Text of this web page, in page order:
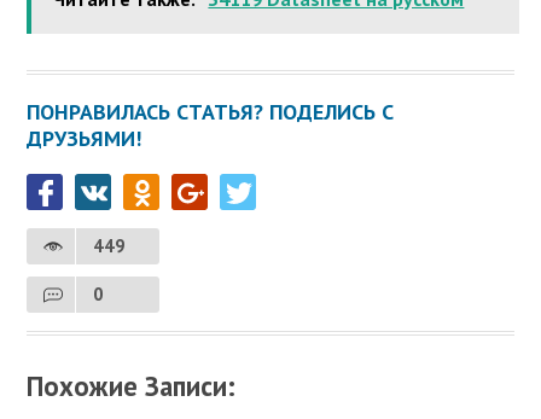
ПОНРАВИЛАСЬ СТАТЬЯ? ПОДЕЛИСЬ С
ДРУЗЬЯМИ!
449
0
Похожие Записи: